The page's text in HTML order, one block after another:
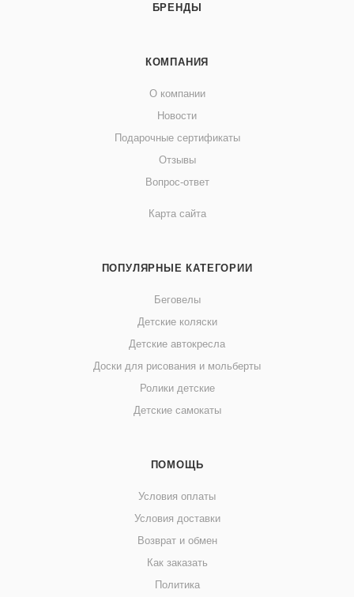
БРЕНДЫ
КОМПАНИЯ
О компании
Новости
Подарочные сертификаты
Отзывы
Вопрос-ответ
Карта сайта
ПОПУЛЯРНЫЕ КАТЕГОРИИ
Беговелы
Детские коляски
Детские автокресла
Доски для рисования и мольберты
Ролики детские
Детские самокаты
ПОМОЩЬ
Условия оплаты
Условия доставки
Возврат и обмен
Как заказать
Политика